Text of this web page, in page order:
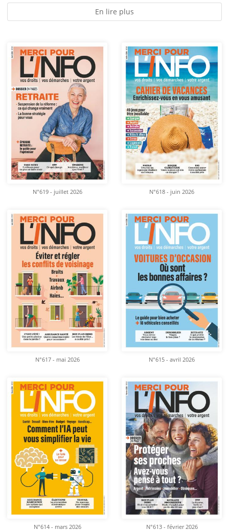
En lire plus
N°619 - juillet 2026 N°618 - juin 2026
N°617 - mai 2026 N°615 - avril 2026
N°614 - mars 2026 N°613 - février 2026